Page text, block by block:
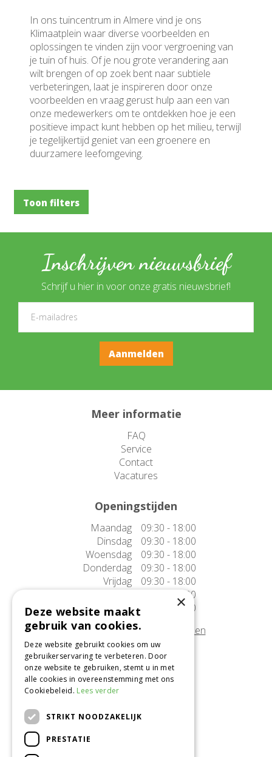
In ons tuincentrum in Almere vind je ons
Klimaatplein waar diverse voorbeelden en
oplossingen te vinden zijn voor vergroening van
je tuin of huis. Of je nou grote verandering aan
wilt brengen of op zoek bent naar subtiele
verbeteringen, laat je inspireren door onze
voorbeelden en vraag gerust hulp aan een van
onze medewerkers om te ontdekken hoe je een
positieve impact kunt hebben op het milieu, terwijl
je tegelijkertijd geniet van een groenere en
duurzamere leefomgeving.
Toon filters
Inschrijven nieuwsbrief
Schrijf u hier in voor onze gratis nieuwsbrief!
Meer informatie
FAQ
Service
Contact
Vacatures
Openingstijden
Maandag
09:30 - 18:00
Dinsdag
09:30 - 18:00
Woensdag
09:30 - 18:00
Donderdag
09:30 - 18:00
Vrijdag
09:30 - 18:00
Zaterdag
09:30 - 17:00
Zondag
10:00 - 17:00
Afwijkende openingstijden tonen
Onze locatie
Tuincentrum Alméérplant
Jac. P. Thijsseweg 4
×
Deze website maakt
gebruik van cookies.
Deze website gebruikt cookies om uw
gebruikerservaring te verbeteren. Door
onze website te gebruiken, stemt u in met
alle cookies in overeenstemming met ons
Cookiebeleid. Lees verder
STRIKT NOODZAKELIJK
PRESTATIE